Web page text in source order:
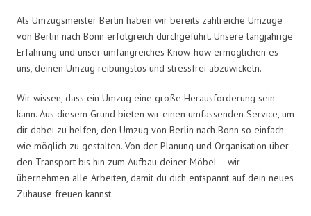
Als Umzugsmeister Berlin haben wir bereits zahlreiche Umzüge
von Berlin nach Bonn erfolgreich durchgeführt. Unsere langjährige
Erfahrung und unser umfangreiches Know-how ermöglichen es
uns, deinen Umzug reibungslos und stressfrei abzuwickeln.
Wir wissen, dass ein Umzug eine große Herausforderung sein
kann. Aus diesem Grund bieten wir einen umfassenden Service, um
dir dabei zu helfen, den Umzug von Berlin nach Bonn so einfach
wie möglich zu gestalten. Von der Planung und Organisation über
den Transport bis hin zum Aufbau deiner Möbel – wir
übernehmen alle Arbeiten, damit du dich entspannt auf dein neues
Zuhause freuen kannst.